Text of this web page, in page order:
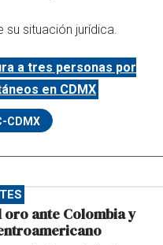
situación jurídica.
a tres personas por
en CDMX
CDMX
ante Colombia y